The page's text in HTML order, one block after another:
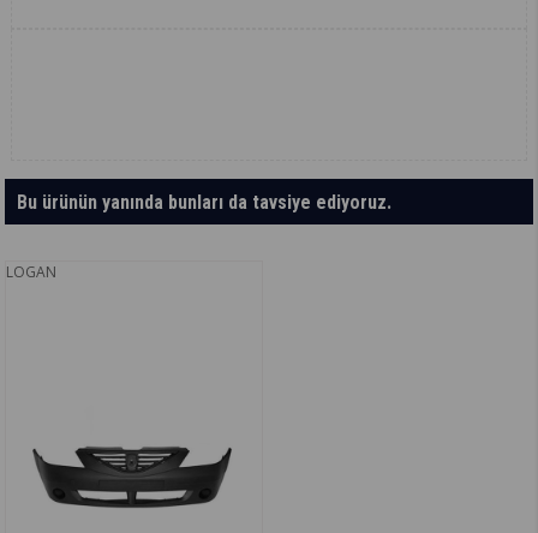
Bu ürünün yanında bunları da tavsiye ediyoruz.
LOGAN